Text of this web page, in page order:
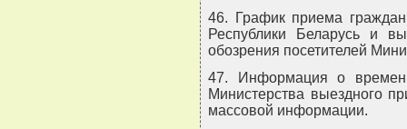
46. График приема
Республики Беларусь и
обозрения посетителей
47. Информация о
Министерства выездного
массовой информации.